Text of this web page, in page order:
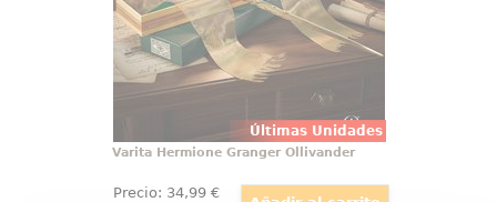
Últimas Unidades
Varita Hermione Granger Ollivander
Precio: 34,99€